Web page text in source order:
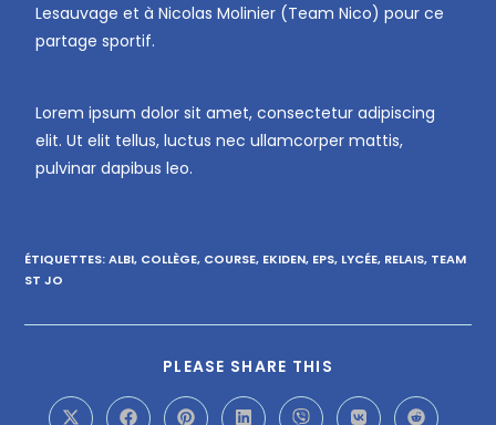
Lesauvage et à Nicolas Molinier (Team Nico) pour ce
partage sportif.
Lorem ipsum dolor sit amet, consectetur adipiscing
elit. Ut elit tellus, luctus nec ullamcorper mattis,
pulvinar dapibus leo.
ÉTIQUETTES:ALBI, COLLÈGE, COURSE, EKIDEN, EPS, LYCÉE, RELAIS, TEAM
ST JO
PLEASE SHARE THIS